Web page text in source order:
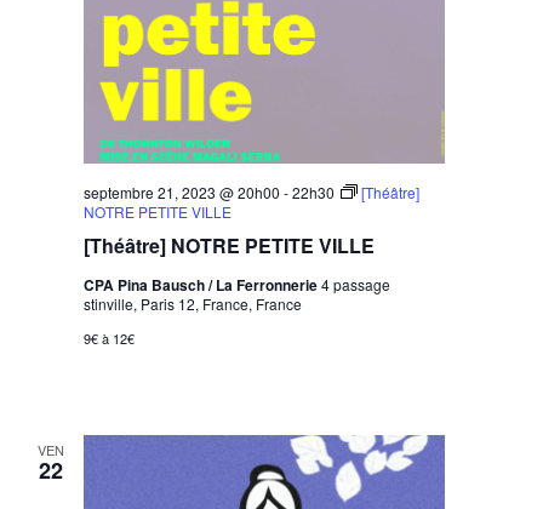
[Théâtre] NOTRE PETITE VILLE
septembre 21, 2023 @ 20h00 -22h30
[Théâtre]
NOTRE PETITE VILLE
CPA Pina Bausch / La Ferronnerie4 passage
stinville, Paris 12, France, France
9€ à 12€
VEN
22